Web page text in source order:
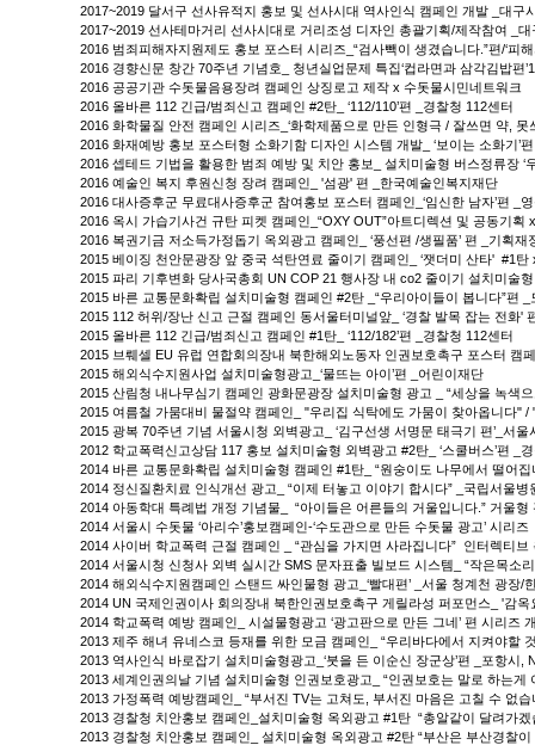
2017~2019 달서구 선사유적지 홍보 및 선사시대 역사인식 캠페인 개발 _대구
2017~2019 선사테마거리 선사시대로 거리조성 디자인 총괄기획/제작참여 _
2016 범죄피해자지원제도 홍보 포스터 시리즈_“검사빽이 생겼습니다.”편/‘피
2016 경향신문 창간 70주년 기념호_ 청년실업문제 특집‘컵라면과 삼각김밥편
2016 공공기관 수돗물음용장려 캠페인 상징로고 제작 x 수돗물시민네트워크
2016 올바른 112 긴급/범죄신고 캠페인 #2탄_ ‘112/110’편 _경찰청 112센터
2016 화학물질 안전 캠페인 시리즈_‘화학제품으로 만든 인형극 / 잘쓰면 약,
2016 화재예방 홍보 포스터형 소화기함 디자인 시스템 개발_ ‘보이는 소화기’
2016 셉테드 기법을 활용한 범죄 예방 및 치안 홍보_ 설치미술형 버스정류장 ‘
2016 예술인 복지 후원신청 장려 캠페인_ '섬광' 편 _한국예술인복지재단
2016 대사증후군 무료대사증후군 참여홍보 포스터 캠페인_‘임신한 남자’편 _
2016 옥시 가습기사건 규탄 피켓 캠페인_“OXY OUT”아트디렉션 및 공동기획
2016 복권기금 저소득가정돕기 옥외광고 캠페인_ ‘풍선편 /생필품’ 편 _기획재
2015 베이징 천안문광장 앞 중국 석탄연료 줄이기 캠페인_ ‘잿더미 산타' #1탄
2015 파리 기후변화 당사국총회 UN COP 21 행사장 내 co2 줄이기 설치미술
2015 바른 교통문화확립 설치미술형 캠페인 #2탄 _“우리아이들이 봅니다”편 _
2015 112 허위/장난 신고 근절 캠페인 동서울터미널앞_ ‘경찰 발목 잡는 전화'
2015 올바른 112 긴급/범죄신고 캠페인 #1탄_ ‘112/182’편 _경찰청 112센터
2015 브뤠셀 EU 유럽 연합회의장내 북한해외노동자 인권보호촉구 포스터 캠
2015 해외식수지원사업 설치미술형광고_‘물뜨는 아이’편 _어린이재단
2015 산림청 내나무심기 캠페인 광화문광장 설치미술형 광고 _ “세상을 녹색
2015 여름철 가뭄대비 물절약 캠페인_ "우리집 식탁에도 가뭄이 찾아옵니다"
2015 광복 70주년 기념 서울시청 외벽광고_ ‘김구선생 서명문 태극기 편’_서울
2012 학교폭력신고상담 117 홍보 설치미술형 외벽광고 #2탄_ ‘스쿨버스’편 _
2014 바른 교통문화확립 설치미술형 캠페인 #1탄_ “원숭이도 나무에서 떨어
2014 정신질환치료 인식개선 광고_ “이제 터놓고 이야기 합시다” _국립서울
2014 아동학대 특례법 개정 기념물_ “아이들은 어른들의 거울입니다.” 거울
2014 서울시 수돗물 ‘아리수’홍보캠페인-‘수도관으로 만든 수돗물 광고’ 시리
2014 사이버 학교폭력 근절 캠페인 _ “관심을 가지면 사라집니다” 인터렉티
2014 서울시청 신청사 외벽 실시간 SMS 문자표출 빌보드 시스템_ “작은목소
2014 해외식수지원캠페인 스탠드 싸인물형 광고_‘빨대편’ _서울 청계천 광장/
2014 UN 국제인권이사 회의장내 북한인권보호촉구 게릴라성 퍼포먼스_ '감
2014 학교폭력 예방 캠페인_ 시설물형광고 ‘광고판으로 만든 그네’ 편 시리즈
2013 제주 해녀 유네스코 등재를 위한 모금 캠페인_ “우리바다에서 지켜야
2013 역사인식 바로잡기 설치미술형광고_‘붓을 든 이순신 장군상’편 _포항시,
2013 세계인권의날 기념 설치미술형 인권보호광고_ “인권보호는 말로 하는
2013 가정폭력 예방캠페인_ “부서진 TV는 고쳐도, 부서진 마음은 고칠 수 없
2013 경찰청 치안홍보 캠페인_설치미술형 옥외광고 #1탄 “총알같이 달려가
2013 경찰청 치안홍보 캠페인_ 설치미술형 옥외광고 #2탄 “부산은 부산경찰